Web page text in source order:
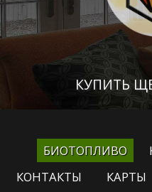
КУПИТЬ
БИОТОПЛИВО
КОНТАКТЫ
КАРТЫ